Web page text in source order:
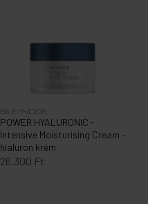
POWER HYALURONIC -
Intensive Moisturising Cream -
hialuron krém
SKEYNDOR
26.300 Ft